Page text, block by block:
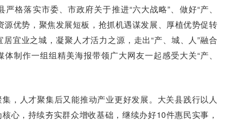
格落实市委、市政府关于推进“六大战略”、做好“产、
源优势，聚焦发展短板，抢抓机遇谋发展、厚植优势促转
宜业之城，凝聚人才活力之源，走出“产、城、人”融合
制作一组组精美海报带领广大网友一起感受大关“产、
，人才聚集后又能推动产业更好发展。大关县践行以人
心，持续夯实群众增收基础，继续办好10件惠民实事，